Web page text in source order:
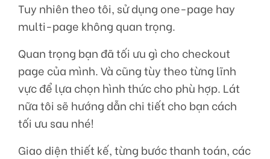
Tuy nhiên theo tôi, sử dụng one-page hay
multi-page không quan trọng.
Quan trọng bạn đã tối ưu gì cho checkout
page của mình. Và cũng tùy theo từng lĩnh
vực để lựa chọn hình thức cho phù hợp. Lát
nữa tôi sẽ hướng dẫn chi tiết cho bạn cách
tối ưu sau nhé!
Giao diện thiết kế, từng bước thanh toán, các